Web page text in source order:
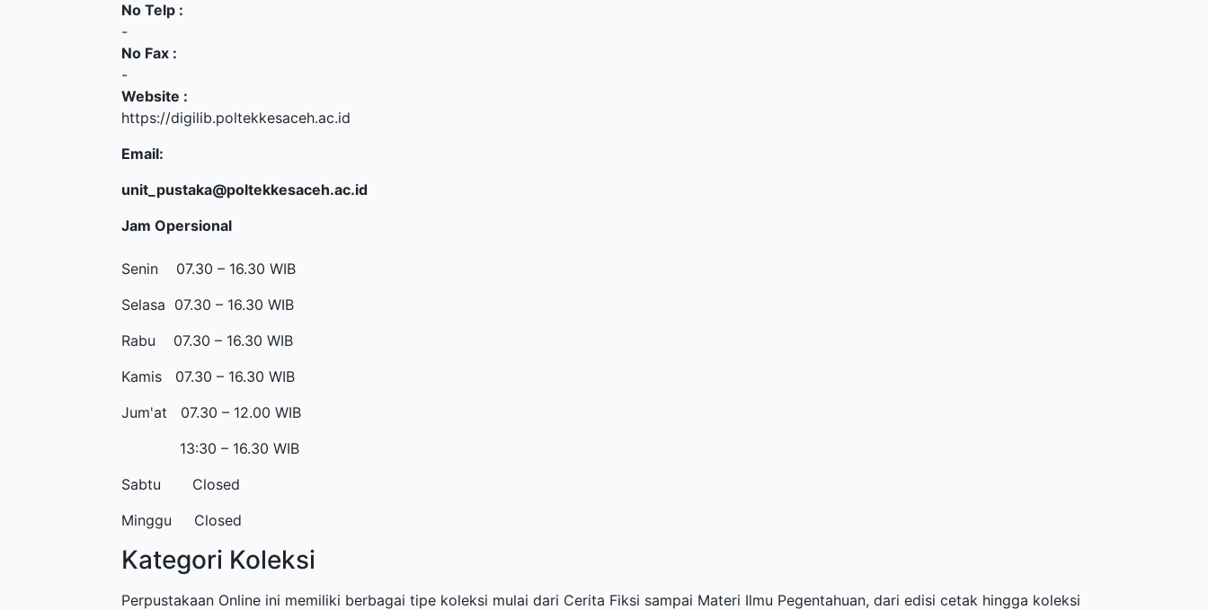
No Telp :
-
No Fax :
-
Website :
https://digilib.poltekkesaceh.ac.id
Email:
unit_pustaka@poltekkesaceh.ac.id
Jam Opersional
Senin 07.30 – 16.30 WIB
Selasa 07.30 – 16.30 WIB
Rabu 07.30 – 16.30 WIB
Kamis 07.30 – 16.30 WIB
Jum'at 07.30 – 12.00 WIB
13:30 – 16.30 WIB
Sabtu Closed
Minggu Closed
Kategori Koleksi
Perpustakaan Online ini memiliki berbagai tipe koleksi mulai dari Cerita Fiksi sampai Materi Ilmu Pegentahuan, dari edisi cetak hingga koleksi